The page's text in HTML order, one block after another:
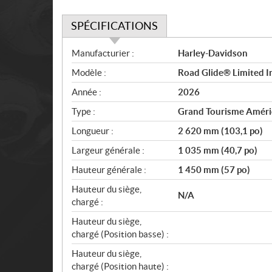
SPÉCIFICATIONS
S
p
é
c
i
f
i
c
a
t
i
o
n
s
Manufacturier :
Harley-Davidson
Modèle :
Road Glide® Limited
Année :
2026
Type :
Grand Tourisme
Longueur :
2 620 mm (103,1 po)
Largeur générale :
1 035 mm (40,7 po)
Hauteur générale :
1 450 mm (57 po)
Hauteur du siège,
chargé :
N/A
Hauteur du siège,
chargé (Position basse) :
Hauteur du siège,
chargé (Position haute) :